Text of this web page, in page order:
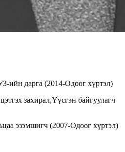
ийн дарга (2014-Одоог хүртэл)
захирал,Үүсгэн байгуулагч
эзэмшигч (2007-Одоог хүртэл)